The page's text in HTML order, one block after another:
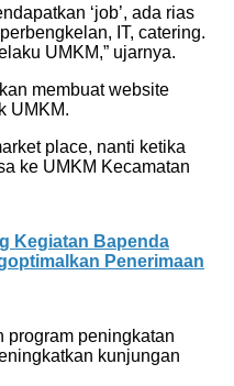
‘job’, ada rias
IT, catering.
UMKM,” ujarnya.
membuat website
UMKM.
place, nanti ketika
ke UMKM Kecamatan
Kegiatan Bapenda
Penerimaan
program peningkatan
kunjungan